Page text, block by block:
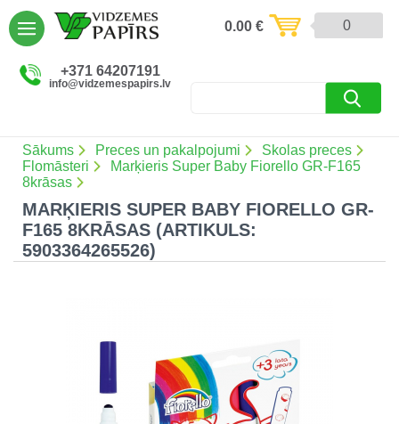
+371 64207191
info@vidzemespapirs.lv
0
0.00€
Sākums Preces un pakalpojumi
Skolas preces
Flomāsteri
Marķieris Super Baby Fiorello GR-F165
8krāsas
MARĶIERIS SUPER BABY FIORELLO GR-
F165 8KRĀSAS (ARTIKULS:
5903364265526)
AIZVĒRT
Atlaides (12)
Ielogoties
Reģistrēties